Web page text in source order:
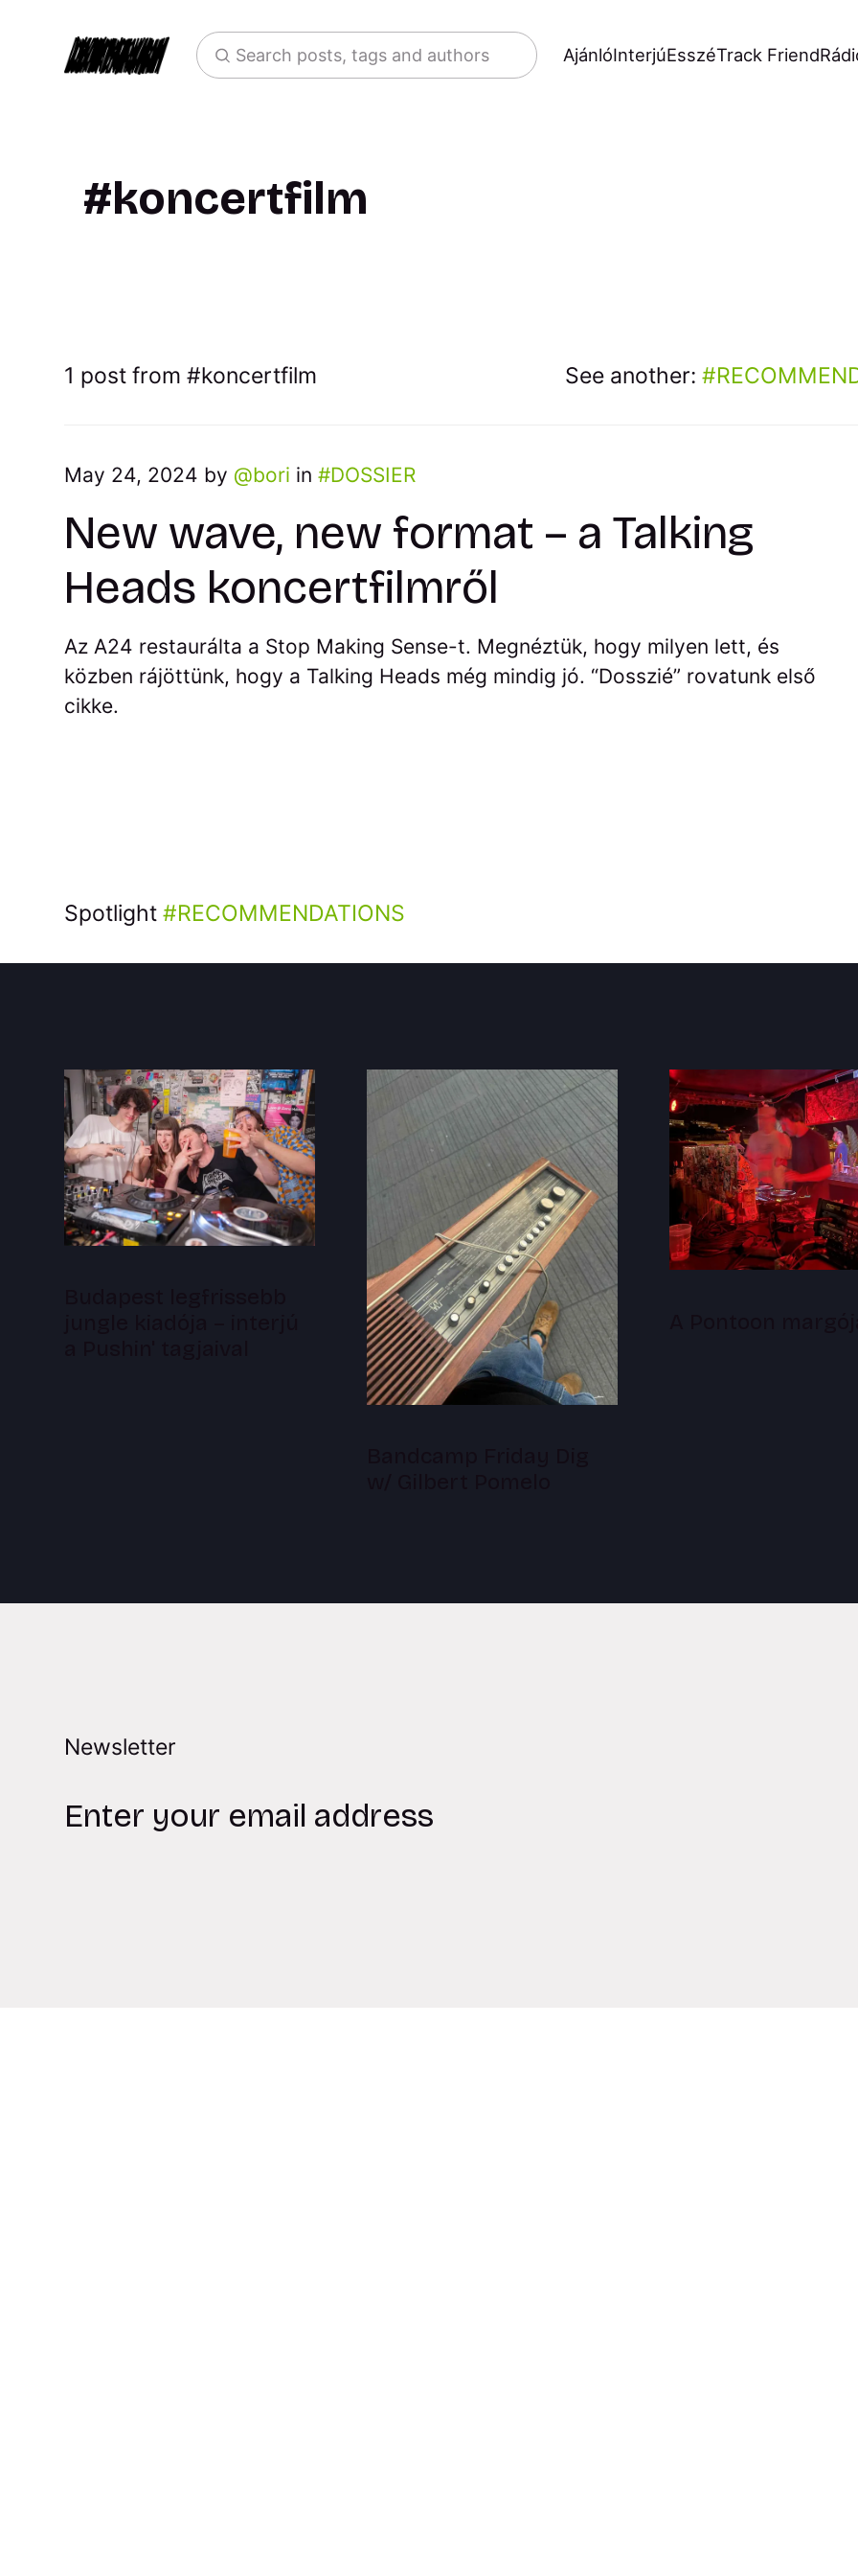
Search posts, tags and authors AjánlóInterjúEsszéTrack Friend
koncertfilm
1 post from koncertfilm See another:
May 24, 2024 by bori in DOSSIER
New wave, new format – a Talking
Heads koncertfilmről
Az A24 restaurálta a Stop Making Sense-t. Megnéztük, hogy milyen lett, és
közben rájöttünk, hogy a Talking Heads még mindig jó. “Dosszié” rovatunk első
cikke.
Spotlight RECOMMENDATIONS
Newsletter